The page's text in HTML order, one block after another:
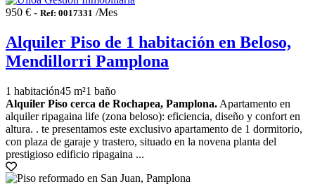
950 € - Ref: 0017331 /Mes
Alquiler Piso de 1 habitación en Beloso,
Mendillorri Pamplona
1 habitación45 m²1 baño
Alquiler Piso cerca de Rochapea, Pamplona. Apartamento en
alquiler ripagaina life (zona beloso): eficiencia, diseño y confort en
altura. . te presentamos este exclusivo apartamento de 1 dormitorio,
con plaza de garaje y trastero, situado en la novena planta del
prestigioso edificio ripagaina ...